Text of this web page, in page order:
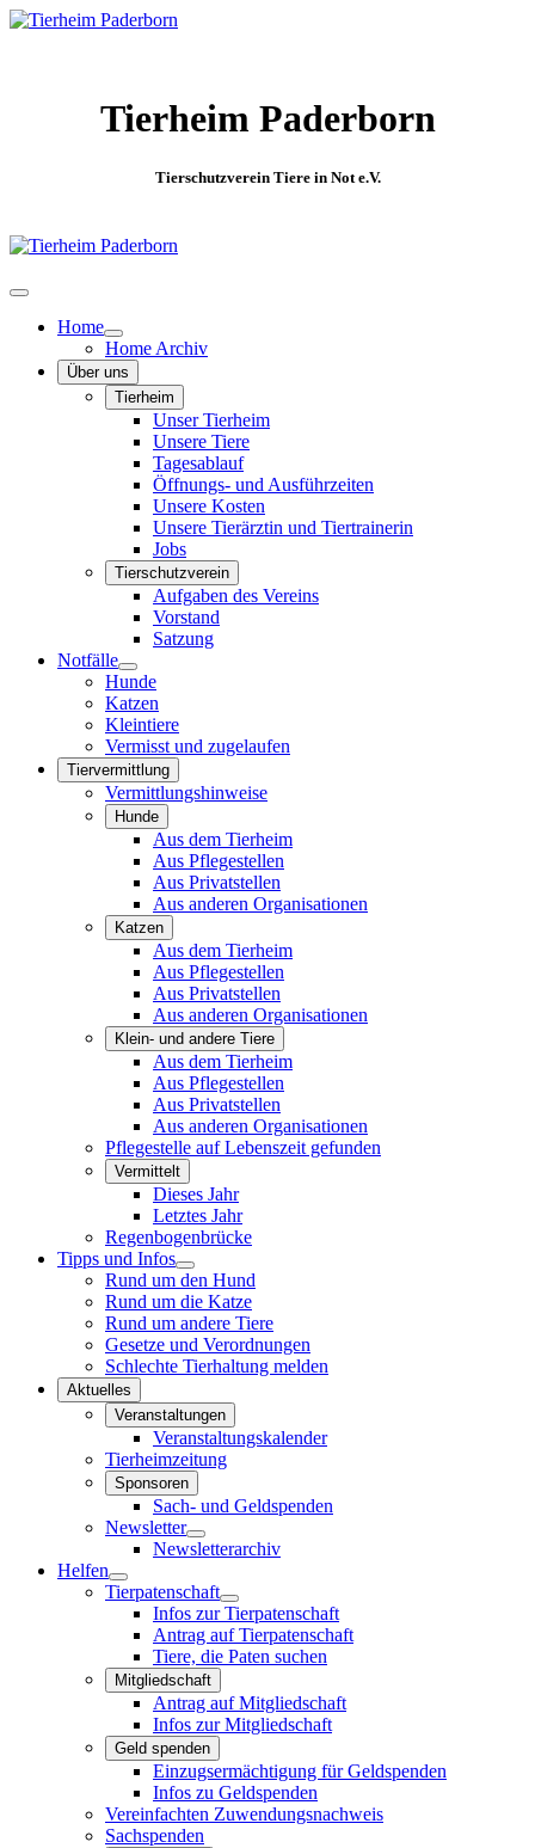
Tierheim Paderborn
Tierschutzverein Tiere in Not e.V.
Home
Home Archiv
Über uns
Tierheim
Unser Tierheim
Unsere Tiere
Tagesablauf
Öffnungs- und Ausführzeiten
Unsere Kosten
Unsere Tierärztin und Tiertrainerin
Jobs
Tierschutzverein
Aufgaben des Vereins
Vorstand
Satzung
Notfälle
Hunde
Katzen
Kleintiere
Vermisst und zugelaufen
Tiervermittlung
Vermittlungshinweise
Hunde
Aus dem Tierheim
Aus Pflegestellen
Aus Privatstellen
Aus anderen Organisationen
Katzen
Aus dem Tierheim
Aus Pflegestellen
Aus Privatstellen
Aus anderen Organisationen
Klein- und andere Tiere
Aus dem Tierheim
Aus Pflegestellen
Aus Privatstellen
Aus anderen Organisationen
Pflegestelle auf Lebenszeit gefunden
Vermittelt
Dieses Jahr
Letztes Jahr
Regenbogenbrücke
Tipps und Infos
Rund um den Hund
Rund um die Katze
Rund um andere Tiere
Gesetze und Verordnungen
Schlechte Tierhaltung melden
Aktuelles
Veranstaltungen
Veranstaltungskalender
Tierheimzeitung
Sponsoren
Sach- und Geldspenden
Newsletter
Newsletterarchiv
Helfen
Tierpatenschaft
Infos zur Tierpatenschaft
Antrag auf Tierpatenschaft
Tiere, die Paten suchen
Mitgliedschaft
Antrag auf Mitgliedschaft
Infos zur Mitgliedschaft
Geld spenden
Einzugsermächtigung für Geldspenden
Infos zu Geldspenden
Vereinfachten Zuwendungsnachweis
Sachspenden